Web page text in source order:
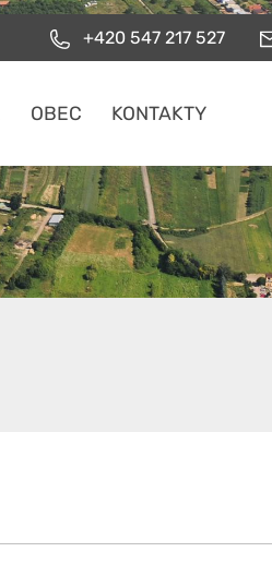
+420 547 217 527
OBEC KONTAKTY